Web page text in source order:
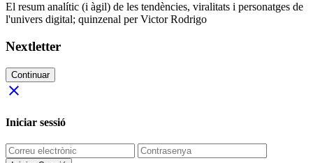
El resum analític (i àgil) de les tendències, viralitats i personatges de
l'univers digital; quinzenal per Victor Rodrigo
Nextletter
Continuar
close
Iniciar sessió